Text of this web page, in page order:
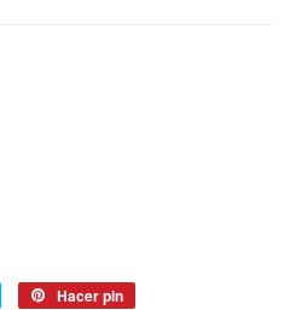
Tuitear Hacer pin